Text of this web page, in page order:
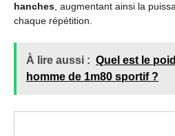
hanches , augmentant ainsi la
chaque répétition.
À lire aussi : Quel est le
homme de 1m80 sportif ?